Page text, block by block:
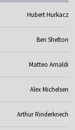
Hubert Hurkacz
Ben Shelton
Matteo Arnaldi
Alex Michelsen
Arthur Rinderknech